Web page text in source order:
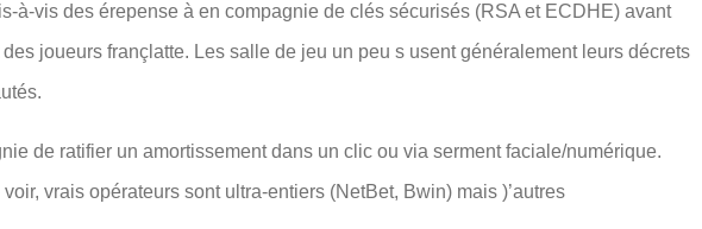
à-vis des érepense à en compagnie de clés sécurisés (RSA et ECDHE) avant
joueurs françlatte. Les salle de jeu un peu s usent généralement leurs décrets
de ratifier un amortissement dans un clic ou via serment faciale/numérique.
vrais opérateurs sont ultra-entiers (NetBet, Bwin) mais )’autres